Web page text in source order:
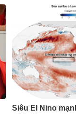
Siêu El Nino